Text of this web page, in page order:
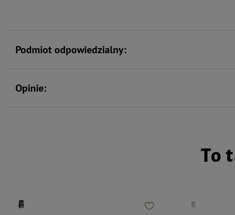
Podmiot odpowiedzialny:
Opinie:
To